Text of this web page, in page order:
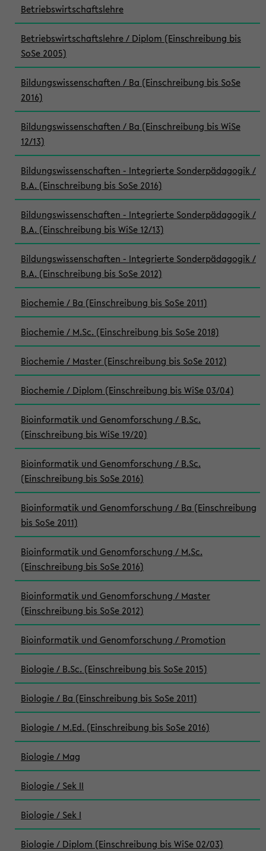
Betriebswirtschaftslehre
Betriebswirtschaftslehre / Diplom (Einschreibung bis
SoSe 2005)
Bildungswissenschaften / Ba (Einschreibung bis SoSe
2016)
Bildungswissenschaften / Ba (Einschreibung bis WiSe
12/13)
Bildungswissenschaften - Integrierte Sonderpädagogik /
B.A. (Einschreibung bis SoSe 2016)
Bildungswissenschaften - Integrierte Sonderpädagogik /
B.A. (Einschreibung bis WiSe 12/13)
Bildungswissenschaften - Integrierte Sonderpädagogik /
B.A. (Einschreibung bis SoSe 2012)
Biochemie / Ba (Einschreibung bis SoSe 2011)
Biochemie / M.Sc. (Einschreibung bis SoSe 2018)
Biochemie / Master (Einschreibung bis SoSe 2012)
Biochemie / Diplom (Einschreibung bis WiSe 03/04)
Bioinformatik und Genomforschung / B.Sc.
(Einschreibung bis WiSe 19/20)
Bioinformatik und Genomforschung / B.Sc.
(Einschreibung bis SoSe 2016)
Bioinformatik und Genomforschung / Ba (Einschreibung
bis SoSe 2011)
Bioinformatik und Genomforschung / M.Sc.
(Einschreibung bis SoSe 2016)
Bioinformatik und Genomforschung / Master
(Einschreibung bis SoSe 2012)
Bioinformatik und Genomforschung / Promotion
Biologie / B.Sc. (Einschreibung bis SoSe 2015)
Biologie / Ba (Einschreibung bis SoSe 2011)
Biologie / M.Ed. (Einschreibung bis SoSe 2016)
Biologie / Mag
Biologie / Sek II
Biologie / Sek I
Biologie / Diplom (Einschreibung bis WiSe 02/03)